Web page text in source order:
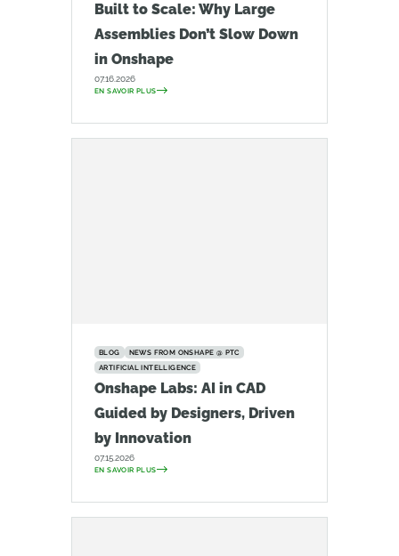
Built to Scale: Why Large
Assemblies Don’t Slow Down
in Onshape
07.16.2026
EN SAVOIR PLUS
BLOG
NEWS FROM ONSHAPE @ PTC
ARTIFICIAL INTELLIGENCE
Onshape Labs: AI in CAD
Guided by Designers, Driven
by Innovation
07.15.2026
EN SAVOIR PLUS